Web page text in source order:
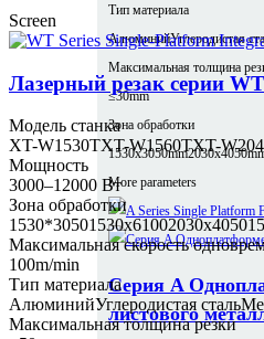
Тип материала
АлюминийУглеродистая
Максимальная толщина
≤30mm
Зона обработки
1530x3050mm
More parameters
Серия A
листового
Screen
Лазерный резак серии
Модель станка
XT-W1530TXT-W1560TXT-
Мощность
3000–12000 Вт
Зона обработки
1530*30501530x61002030x4050
Максимальная скорость
100m/min
Тип материала
АлюминийУглеродистая сталь
Максимальная толщина резки